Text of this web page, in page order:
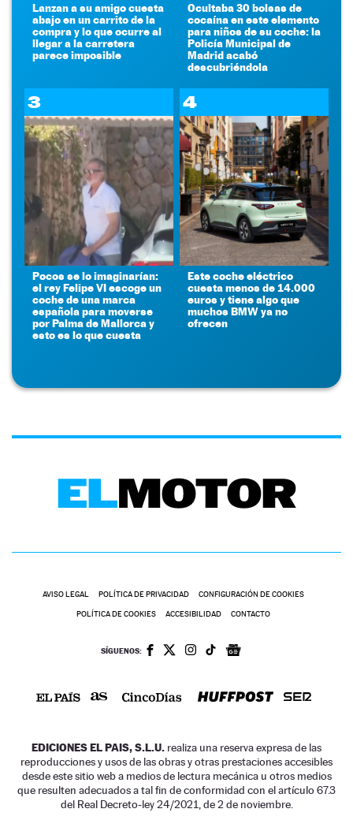
Lanzan a su amigo cuesta
abajo en un carrito de la
compra y lo que ocurre al
llegar a la carretera
parece imposible
Ocultaba 30 bolsas de
cocaína en este elemento
para niños de su coche: la
Policía Municipal de
Madrid acabó
descubriéndola
3
Pocos se lo imaginarían:
el rey Felipe VI escoge un
coche de una marca
española para moverse
por Palma de Mallorca y
esto es lo que cuesta
4
Este coche eléctrico
cuesta menos de 14.000
euros y tiene algo que
muchos BMW ya no
ofrecen
AVISO LEGAL POLÍTICA DE PRIVACIDAD CONFIGURACIÓN DE COOKIES
POLÍTICA DE COOKIES ACCESIBILIDAD CONTACTO
SÍGUENOS:
EDICIONES EL PAIS, S.L.U. realiza una reserva expresa de las
reproducciones y usos de las obras y otras prestaciones accesibles
desde este sitio web a medios de lectura mecánica u otros medios
que resulten adecuados a tal fin de conformidad con el artículo 67.3
del Real Decreto-ley 24/2021, de 2 de noviembre.